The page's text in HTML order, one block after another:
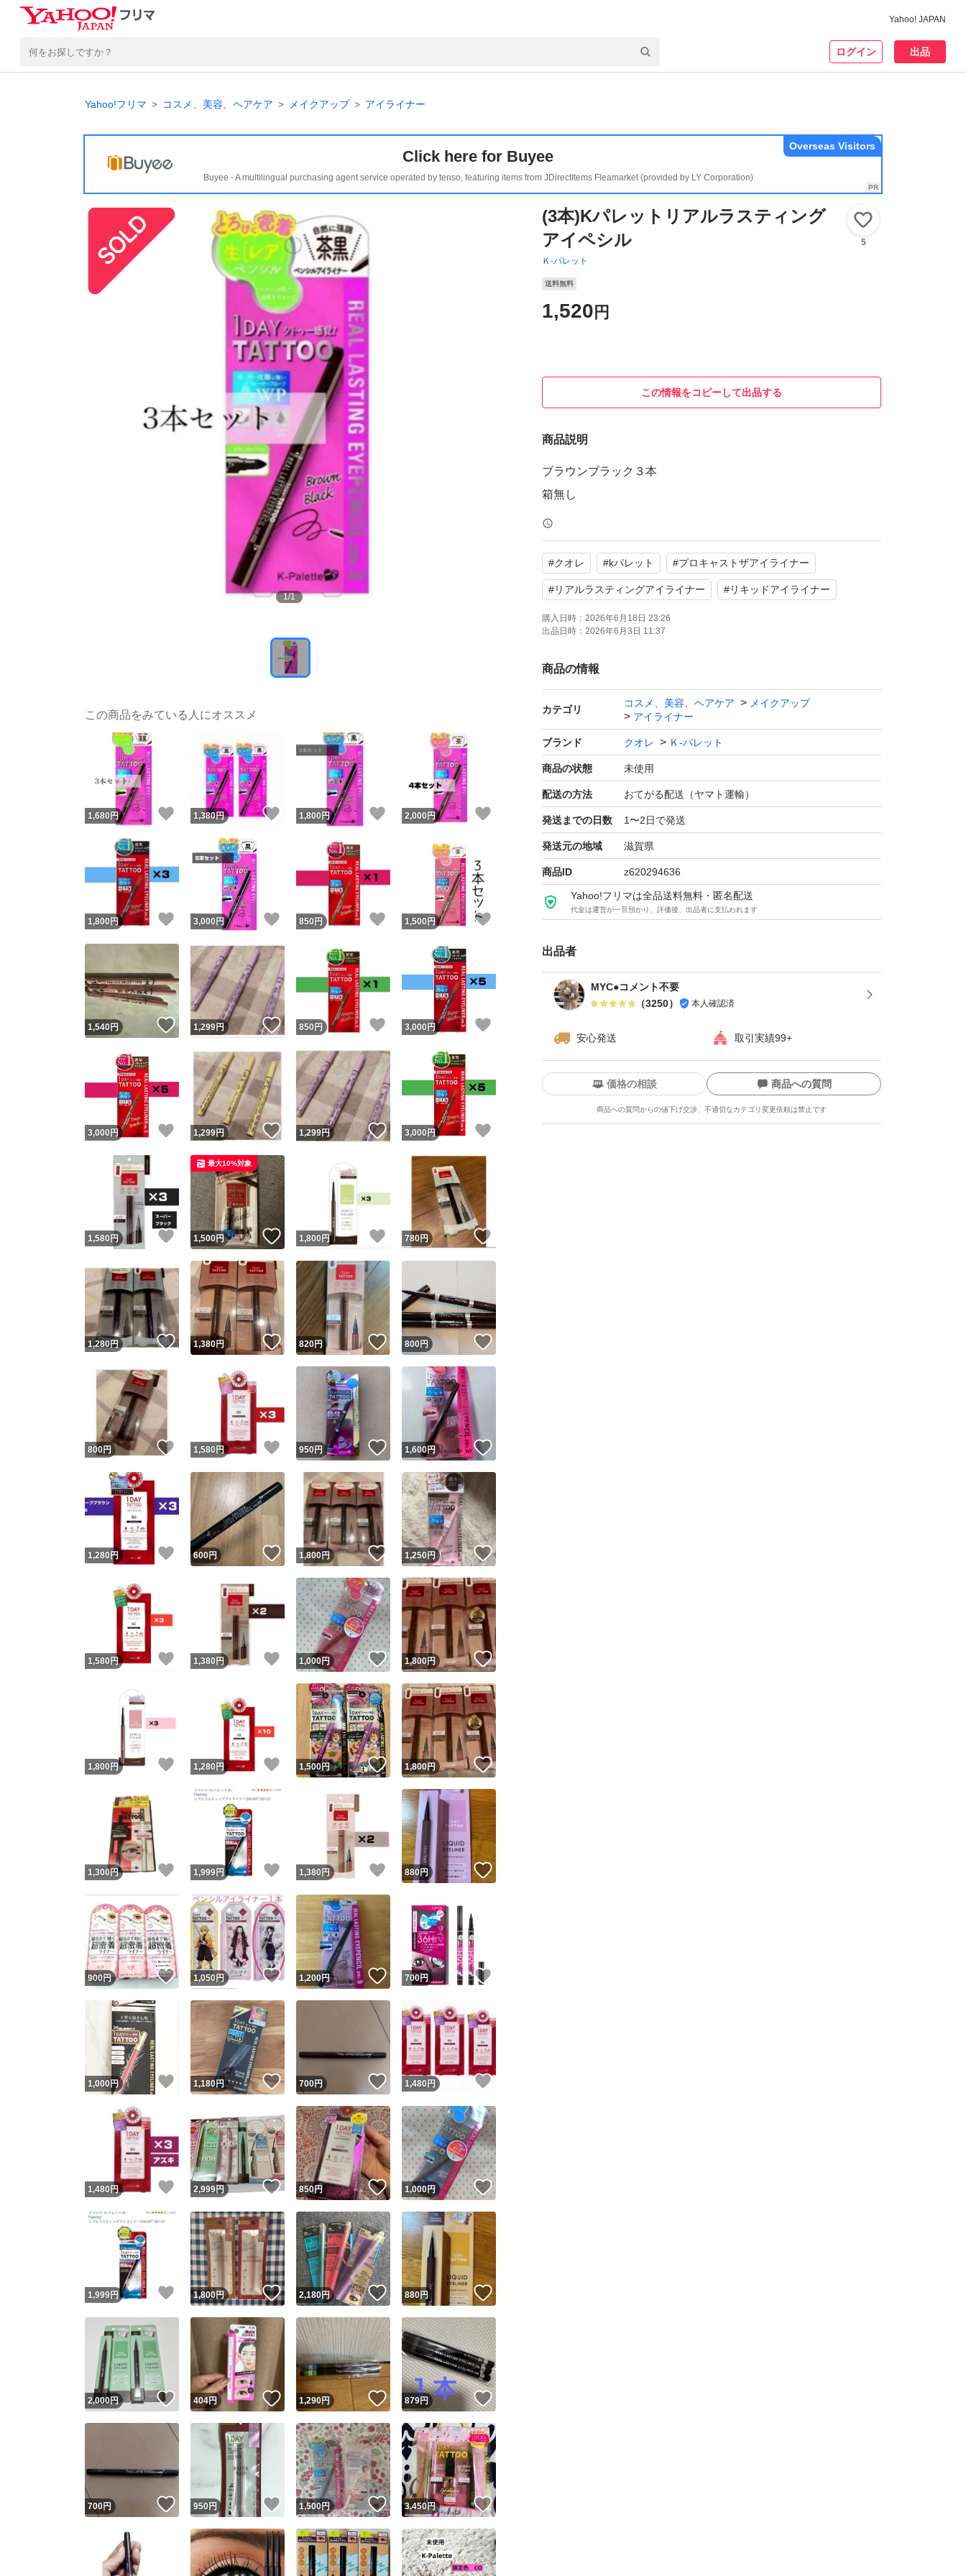
Yahoo! JAPAN
ログイン 出品
Yahoo!フリマ コスメ、美容、ヘアケア メイクアップ アイライナー
Click here for Buyee
Buyee - A multilingual purchasing agent service operated by tenso, featuring items from JDirectItems Fleamarket (provided by LY Corporation)
Overseas Visitors
1/1
(3本)Kパレットリアルラスティング
アイペシル
Ｋ-パレット
5
送料無料
1,520 円
この情報をコピーして出品する
商品説明
ブラウンブラック３本
箱無し
#クオレ #kパレット #プロキャストザアイライナー
#リアルラスティングアイライナー #リキッドアイライナー
購入日時： 2026年6月18日 23:26
出品日時： 2026年6月3日 11:37
商品の情報
カテゴリ
コスメ、美容、ヘアケア
メイクアップ
アイライナー
ブランド クオレ Ｋ-パレット
商品の状態 未使用
配送の方法 おてがる配送（ヤマト運輸）
発送までの日数 1〜2日で発送
発送元の地域 滋賀県
商品ID z620294636
Yahoo!フリマは全品送料無料・匿名配送
代金は運営が一旦預かり、評価後、出品者に支払われます
出品者
MYC●コメント不要
（3250） 本人確認済
安心発送 取引実績99+
ユーザーの実績について
Yahoo!フリマが定めた一定の基準を満たしたユーザーにバッジを付与しています
安心取引出品者
安心取引出品者 Yahoo!フリマの基準をクリアした安心・安全なユーザーです
取引実績
取引実績◯+ このユーザーはYahoo!フリマの取引を完了させた実績があります
他フリマ実績◯+ このユーザーは他フリマサービスでの取引実績があります
スピード&安心発送
※このバッジは実績に基づく表示であり、発送を保証しているものではありません
スピード＆安心発送
このユーザーは高頻度で24時間以内＆設定した発送日数内に発送してい
ます
このユーザーは高頻度で24時間以内に発送しています
このユーザーは設定した発送日数内に発送しています
価格の相談 商品への質問
商品への質問からの値下げ交渉、不適切なカテゴリ変更依頼は禁止です
この商品の情報をコピーします
商品画像の無断転載は禁止されています
コピーは1商品につき1回です
出品ページへ
キャンセル
この商品をみている人にオススメ
1,680 円 いいね！
1,380円 いいね！
1,800 円 いいね！
2,000 円
1,800 円 いいね！
3,000 円 いいね！
850 円 いいね！
1,500 円
1,540円 いいね！
1,299円 いいね！
850 円 いいね！
3,000 円
3,000 円 いいね！
1,299円 いいね！
1,299円 いいね！
3,000 円
1,580 円 いいね！
1,500円 いいね！
最大10%対象
1,800 円 いいね！
780円
1,280円 いいね！
1,380円 いいね！
820円 いいね！
800円 いいね！
800円 いいね！
1,580 円 いいね！
950円 いいね！
1,600円
1,280 円 いいね！
600円 いいね！
1,800円 いいね！
1,250 円 いいね！
1,580 円 いいね！
1,380 円 いいね！
1,000円 いいね！
1,800円 いいね！
1,800 円 いいね！
1,280 円 いいね！
1,500円 いいね！
1,800円 いいね！
1,300円 いいね！
1,999円 いいね！
1,380 円 いいね！
880円 いいね！
900円 いいね！
1,050円 いいね！
1,200円 いいね！
700円
1,000円 いいね！
1,180円 いいね！
700円 いいね！
1,480 円
1,480 円 いいね！
2,999円 いいね！
850円 いいね！
1,000円 いいね！
1,999円 いいね！
1,800円 いいね！
2,180円 いいね！
880円 いいね！
2,000円 いいね！
404円 いいね！
1,290円 いいね！
879円 いいね！
700円 いいね！
950円 いいね！
1,500円 いいね！
3,450円 いいね！